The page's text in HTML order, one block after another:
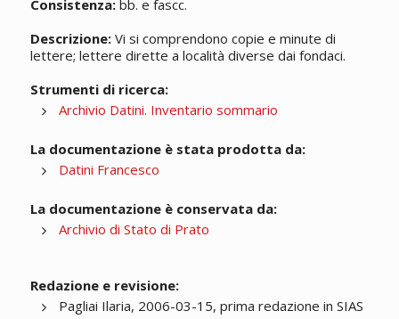
Consistenza:bb. e fascc.
Descrizione:Vi si comprendono copie e minute di
lettere; lettere dirette a località diverse dai fondaci.
Strumenti di ricerca:
Archivio Datini. Inventario sommario
La documentazione è stata prodotta da:
Datini Francesco
La documentazione è conservata da:
Archivio di Stato di Prato
Redazione e revisione:
Pagliai Ilaria, 2006-03-15, prima redazione in SIAS